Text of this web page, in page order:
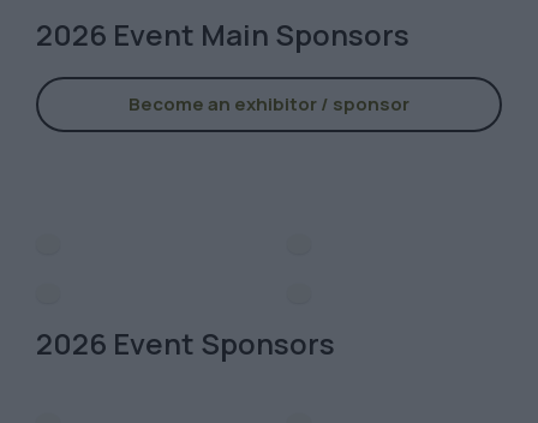
2026 Event Main Sponsors
Become an exhibitor / sponsor
2026 Event Sponsors